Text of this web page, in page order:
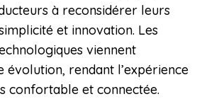
à reconsidérer leurs
et innovation. Les
viennent
rendant l’expérience
confortable et connectée.